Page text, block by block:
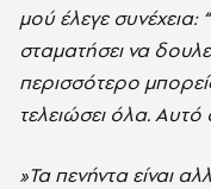
μού έλεγε συνέχεια:
σταματήσει να
περισσότερο
τελειώσει όλα.
»Τα πενήντα είναι